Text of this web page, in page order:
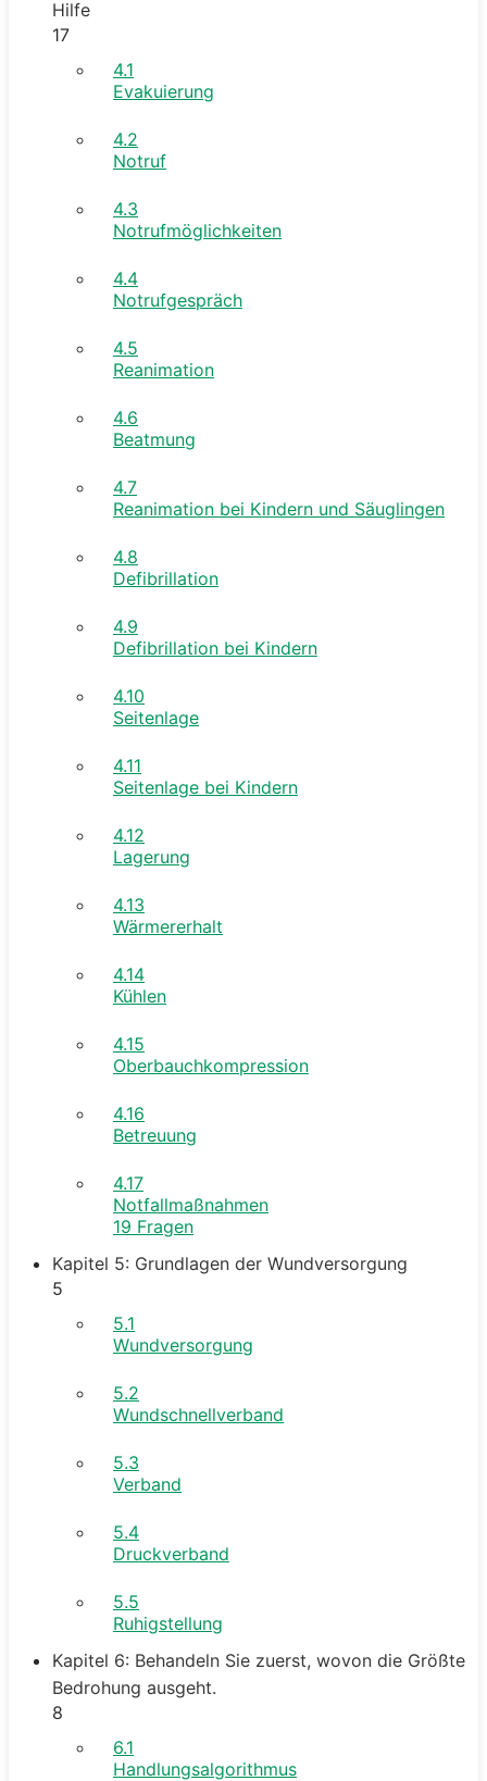
Hilfe
17
4.1
Evakuierung
4.2
Notruf
4.3
Notrufmöglichkeiten
4.4
Notrufgespräch
4.5
Reanimation
4.6
Beatmung
4.7
Reanimation bei Kindern und Säuglingen
4.8
Defibrillation
4.9
Defibrillation bei Kindern
4.10
Seitenlage
4.11
Seitenlage bei Kindern
4.12
Lagerung
4.13
Wärmererhalt
4.14
Kühlen
4.15
Oberbauchkompression
4.16
Betreuung
4.17
Notfallmaßnahmen
19 Fragen
Kapitel 5: Grundlagen der Wundversorgung
5
5.1
Wundversorgung
5.2
Wundschnellverband
5.3
Verband
5.4
Druckverband
5.5
Ruhigstellung
Kapitel 6: Behandeln Sie zuerst, wovon die Größte
Bedrohung ausgeht.
8
6.1
Handlungsalgorithmus